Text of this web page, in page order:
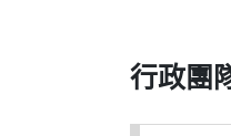
行政團